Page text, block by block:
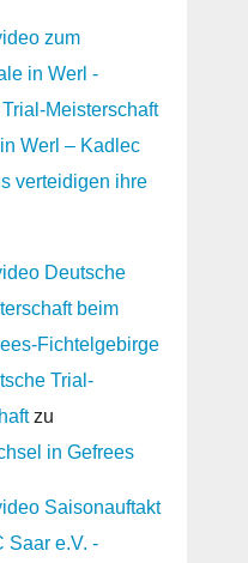
zum
in Werl -
Meisterschaft
Werl – Kadlec
verteidigen ihre
Deutsche
beim
Fichtelgebirge
Trial-
zu
in Gefrees
Saisonauftakt
Saar e.V. -